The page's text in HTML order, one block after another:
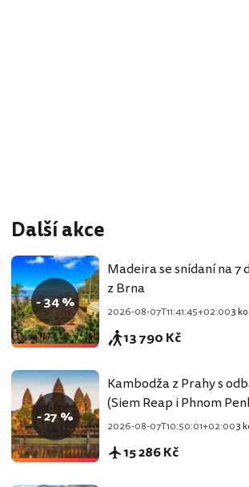
Další akce
- 34 %
Madeira se snídaní na
z Brna
2026-08-07T11:41:45+02:003
13 790 Kč
- 27 %
Kambodža z Prahy s
(Siem Reap i Phnom
2026-08-07T10:50:01+02:003
15 286 Kč